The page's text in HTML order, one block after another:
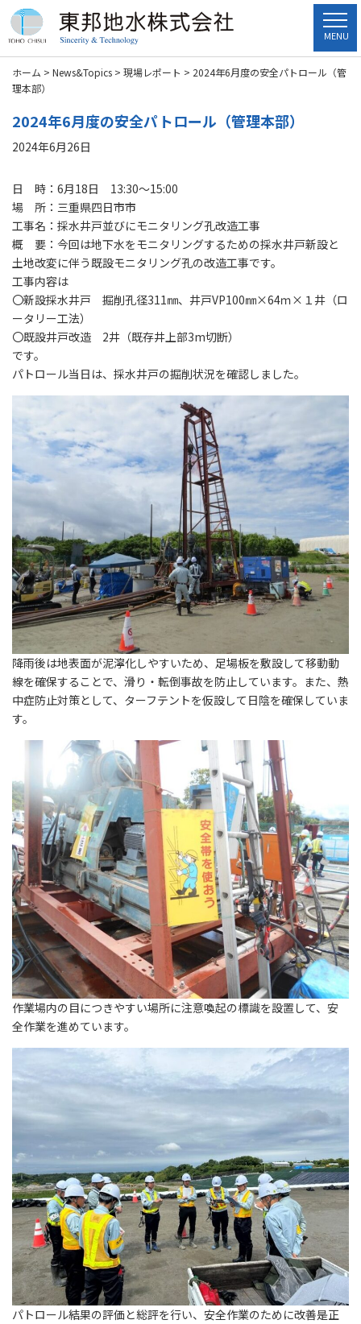
MENU
ホーム > News&Topics > 現場レポート > 2024年6月度の安全パトロール（管
理本部）
2024年6月度の安全パトロール（管理本部）
2024年6月26日
日 時：6月18日 13:30～15:00
場 所：三重県四日市市
工事名：採水井戸並びにモニタリング孔改造工事
概 要：今回は地下水をモニタリングするための採水井戸新設と
土地改変に伴う既設モニタリング孔の改造工事です。
工事内容は
〇新設採水井戸 掘削孔径311㎜、井戸VP100㎜×64ｍ×１井（ロ
ータリー工法）
〇既設井戸改造 2井（既存井上部3m切断）
です。
パトロール当日は、採水井戸の掘削状況を確認しました。
降雨後は地表面が泥濘化しやすいため、足場板を敷設して移動動
線を確保することで、滑り・転倒事故を防止しています。また、熱
中症防止対策として、ターフテントを仮設して日陰を確保していま
す。
作業場内の目につきやすい場所に注意喚起の標識を設置して、安
全作業を進めています。
パトロール結果の評価と総評を行い、安全作業のために改善是正